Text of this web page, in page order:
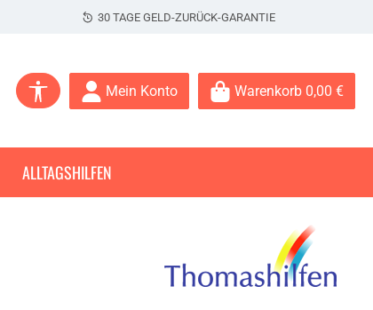
30 TAGE GELD-ZURÜCK-GARANTIE
Werkzeugleiste anzeigen
Mein Konto Warenkorb 0,00 €
ALLTAGSHILFEN